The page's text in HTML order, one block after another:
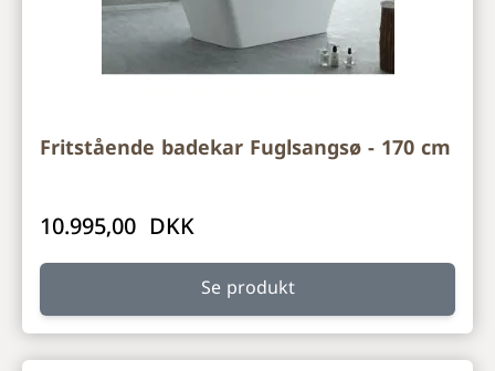
Fritstående badekar Fuglsangsø - 170 cm
10.995,00 DKK
Se produkt